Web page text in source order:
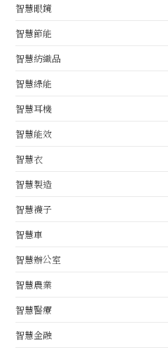
智慧眼鏡
智慧節能
智慧紡織品
智慧綠能
智慧耳機
智慧能效
智慧衣
智慧製造
智慧襪子
智慧車
智慧辦公室
智慧農業
智慧醫療
智慧金融